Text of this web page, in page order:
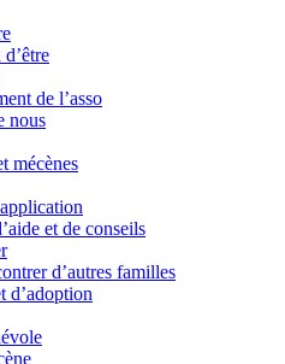
de l’asso
nous
mécènes
et de conseils
d’autres familles
d’adoption